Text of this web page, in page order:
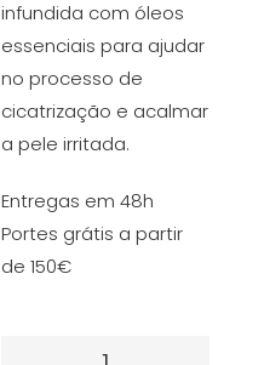
infundida com óleos
essenciais para ajudar
no processo de
cicatrização e acalmar
a pele irritada.
Entregas em 48h
Portes grátis a partir
de 150€
Quantidade